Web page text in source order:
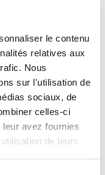
le contenu
relatives aux
Nous
sur l'utilisation de
sociaux, de
celles-ci
avez fournies
de leurs
PIERGA
the form below